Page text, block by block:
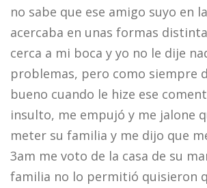
no sabe que ese amigo suyo en
acercaba en unas formas
cerca a mi boca y yo no le dije
problemas, pero como siempre
bueno cuando le hize ese
insulto, me empujó y me jalone
meter su familia y me dijo que
3am me voto de la casa de su
familia no lo permitió quisieron